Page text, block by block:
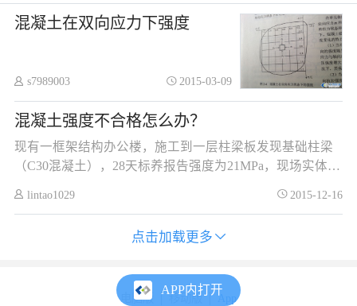
混凝土在双向应力下强度
s7989003 2015-03-09
混凝土强度不合格怎么办？
现有一框架结构办公楼，施工到一层柱梁板发现基础柱梁
（C30混凝土），28天标养报告强度为21MPa，现场实体回
索赔程序如何走，有什么注意事项吗？
lintao1029 2015-12-16
点击加载更多
APP内打开
电脑版 移动版 App